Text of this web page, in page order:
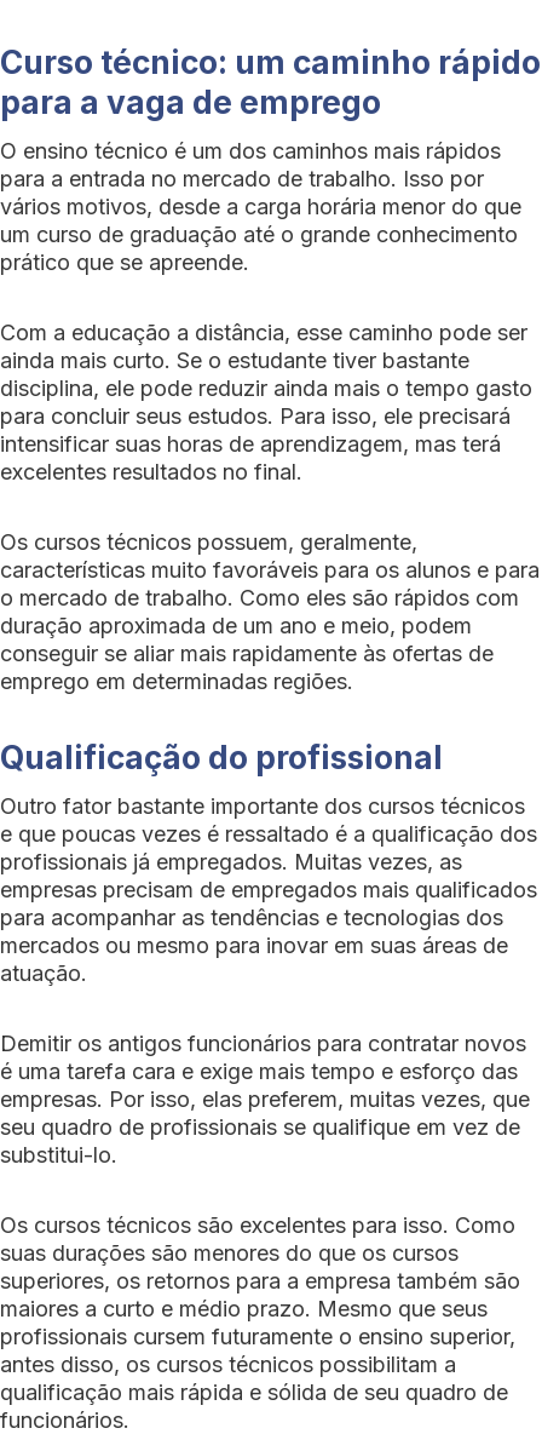
Curso técnico: um caminho rápido
para a vaga de emprego
O ensino técnico é um dos caminhos mais rápidos
para a entrada no mercado de trabalho. Isso por
vários motivos, desde a carga horária menor do que
um curso de graduação até o grande conhecimento
prático que se apreende.
Com a educação a distância, esse caminho pode ser
ainda mais curto. Se o estudante tiver bastante
disciplina, ele pode reduzir ainda mais o tempo gasto
para concluir seus estudos. Para isso, ele precisará
intensificar suas horas de aprendizagem, mas terá
excelentes resultados no final.
Os cursos técnicos possuem, geralmente,
características muito favoráveis para os alunos e para
o mercado de trabalho. Como eles são rápidos com
duração aproximada de um ano e meio, podem
conseguir se aliar mais rapidamente às ofertas de
emprego em determinadas regiões.
Qualificação do profissional
Outro fator bastante importante dos cursos técnicos
e que poucas vezes é ressaltado é a qualificação dos
profissionais já empregados. Muitas vezes, as
empresas precisam de empregados mais qualificados
para acompanhar as tendências e tecnologias dos
mercados ou mesmo para inovar em suas áreas de
atuação.
Demitir os antigos funcionários para contratar novos
é uma tarefa cara e exige mais tempo e esforço das
empresas. Por isso, elas preferem, muitas vezes, que
seu quadro de profissionais se qualifique em vez de
substitui-lo.
Os cursos técnicos são excelentes para isso. Como
suas durações são menores do que os cursos
superiores, os retornos para a empresa também são
maiores a curto e médio prazo. Mesmo que seus
profissionais cursem futuramente o ensino superior,
antes disso, os cursos técnicos possibilitam a
qualificação mais rápida e sólida de seu quadro de
funcionários.